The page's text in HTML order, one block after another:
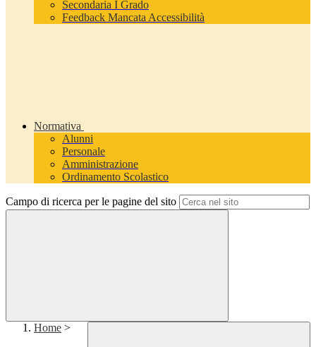
Secondaria I Grado
Feedback Mancata Accessibilità
Normativa
Alunni
Personale
Amministrazione
Ordinamento Scolastico
Campo di ricerca per le pagine del sito
Home >